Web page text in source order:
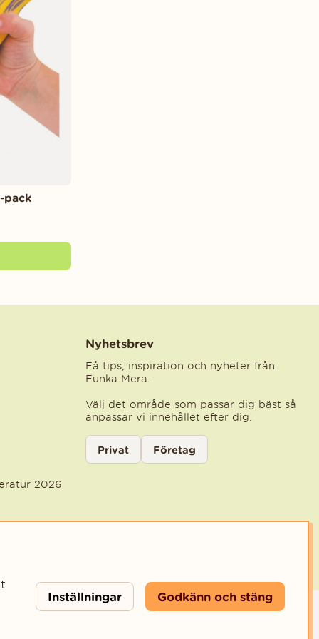
pack
2026
Nyhetsbrev
Få tips, inspiration och nyheter från
Funka Mera.
Välj det område som passar dig bäst så
anpassar vi innehållet efter dig.
Välj kategori för nyhetsbrev
Privat Företag
Inställningar Godkänn och stäng